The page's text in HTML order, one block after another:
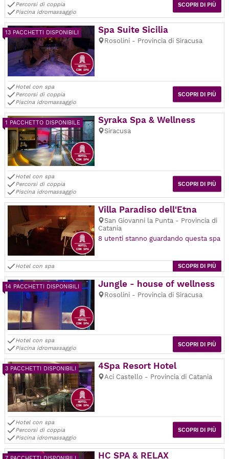
SCOPRI DI PIÙ
Percorsi di coppia
Piscina idromassaggio
13 PACCHETTI DISPONIBILI Spa Suite Sicilia
Rosolini - Provincia di Siracusa
SCOPRI DI PIÙ
Hotel con spa
Percorsi di coppia
Piscina idromassaggio
1 PACCHETTO DISPONIBILE Syraka Spa & Wellness
Siracusa
SCOPRI DI PIÙ
Hotel con spa
Percorsi di coppia
Piscina idromassaggio
Villa Paradiso dell'Etna
San Giovanni la Punta - Provincia di
Catania
8 utenti stanno guardando questa spa
SCOPRI DI PIÙ
Hotel con spa
14 PACCHETTI DISPONIBILI Jungle - house of wellness
Rosolini - Provincia di Siracusa
SCOPRI DI PIÙ
Hotel con spa
Piscina idromassaggio
3 PACCHETTI DISPONIBILI 4Spa Resort Hotel
Aci Castello - Provincia di Catania
SCOPRI DI PIÙ
Hotel con spa
Percorsi di coppia
Piscina idromassaggio
HC SPA & RELAX